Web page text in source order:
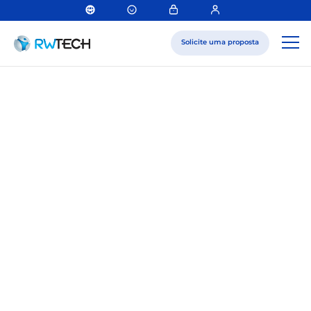
Solicite uma proposta